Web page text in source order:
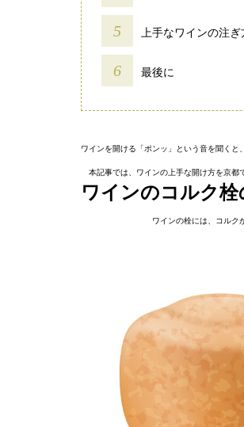
上手なワインの注ぎ
最後に
ワインを開ける「ポンッ」という音を聞く
本記事では、ワインの上手な開け方を京都
ワインのコルク栓
ワインの栓には、コルク